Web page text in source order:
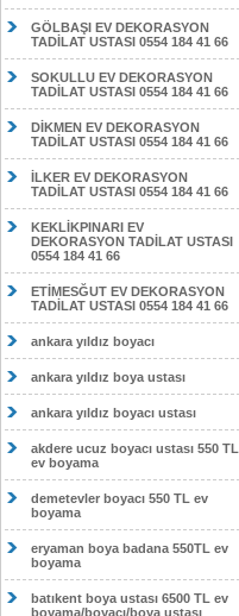
GÖLBAŞI EV DEKORASYON
TADİLAT USTASI 0554 184 41 66
SOKULLU EV DEKORASYON
TADİLAT USTASI 0554 184 41 66
DİKMEN EV DEKORASYON
TADİLAT USTASI 0554 184 41 66
İLKER EV DEKORASYON
TADİLAT USTASI 0554 184 41 66
KEKLİKPINARI EV
DEKORASYON TADİLAT USTASI
0554 184 41 66
ETİMESĞUT EV DEKORASYON
TADİLAT USTASI 0554 184 41 66
ankara yıldız boyacı
ankara yıldız boya ustası
ankara yıldız boyacı ustası
akdere ucuz boyacı ustası 550 TL
ev boyama
demetevler boyacı 550 TL ev
boyama
eryaman boya badana 550TL ev
boyama
batıkent boya ustası 6500 TL ev
boyama/boyacı/boya ustası